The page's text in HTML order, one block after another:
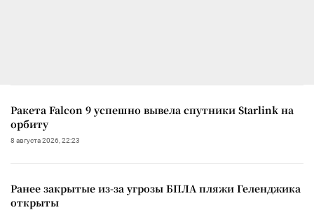
Ракета Falcon 9 успешно вывела спутники Starlink на
орбиту
8 августа 2026, 22:23
Ранее закрытые из-за угрозы БПЛА пляжи Геленджика
открыты